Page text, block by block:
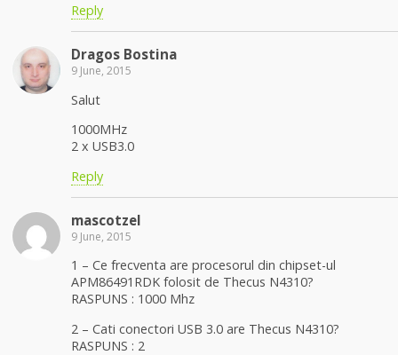
Reply
Dragos Bostina
9 June, 2015
Salut
1000MHz
2 x USB3.0
Reply
mascotzel
9 June, 2015
1 – Ce frecventa are procesorul din chipset-ul
APM86491RDK folosit de Thecus N4310?
RASPUNS : 1000 Mhz
2 – Cati conectori USB 3.0 are Thecus N4310?
RASPUNS : 2